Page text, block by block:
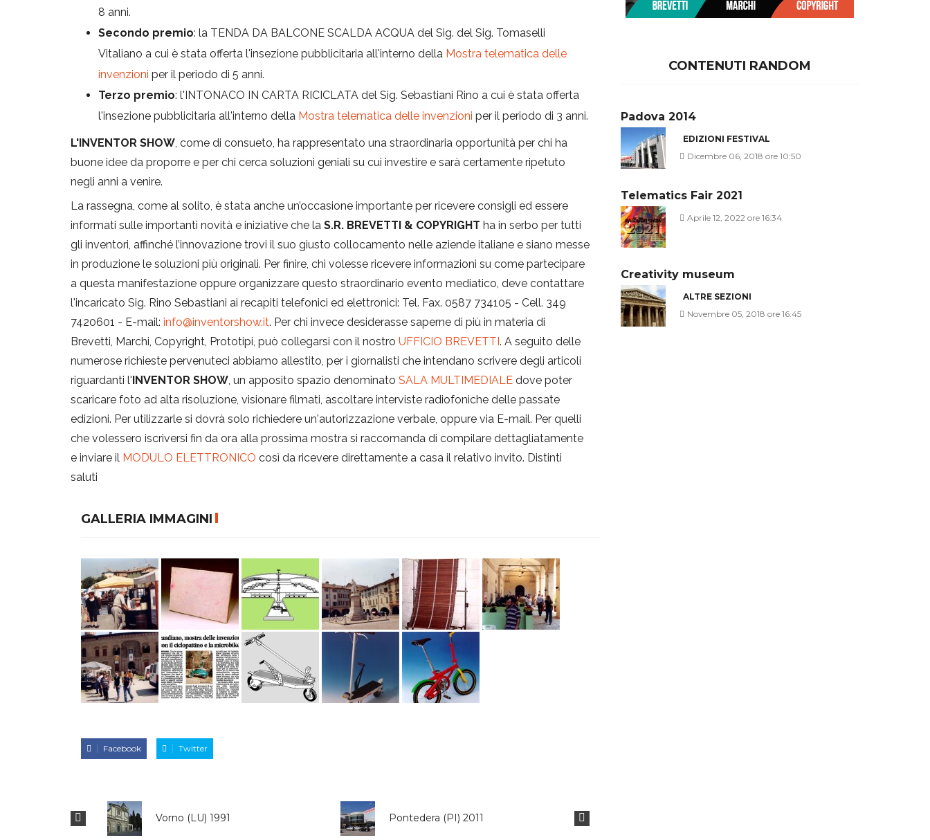
8 anni.
Secondo premio: la TENDA DA BALCONE SCALDA ACQUA del Sig. del Sig. Tomaselli
Vitaliano a cui è stata offerta l'insezione pubblicitaria all'interno della Mostra telematica delle
invenzioni per il periodo di 5 anni.
Terzo premio: l'INTONACO IN CARTA RICICLATA del Sig. Sebastiani Rino a cui è stata offerta
l'insezione pubblicitaria all'interno della Mostra telematica delle invenzioni per il periodo di 3 anni.
L'INVENTOR SHOW, come di consueto, ha rappresentato una straordinaria opportunità per chi ha
buone idee da proporre e per chi cerca soluzioni geniali su cui investire e sarà certamente ripetuto
negli anni a venire.
La rassegna, come al solito, è stata anche un’occasione importante per ricevere consigli ed essere
informati sulle importanti novità e iniziative che la S.R. BREVETTI & COPYRIGHT ha in serbo per tutti
gli inventori, affinché l’innovazione trovi il suo giusto collocamento nelle aziende italiane e siano messe
in produzione le soluzioni più originali. Per finire, chi volesse ricevere informazioni su come partecipare
a questa manifestazione oppure organizzare questo straordinario evento mediatico, deve contattare
l'incaricato Sig. Rino Sebastiani ai recapiti telefonici ed elettronici: Tel. Fax. 0587 734105 - Cell. 349
7420601 - E-mail: info@inventorshow.it. Per chi invece desiderasse saperne di più in materia di
Brevetti, Marchi, Copyright, Prototipi, può collegarsi con il nostro UFFICIO BREVETTI. A seguito delle
numerose richieste pervenuteci abbiamo allestito, per i giornalisti che intendano scrivere degli articoli
riguardanti l'INVENTOR SHOW, un apposito spazio denominato SALA MULTIMEDIALE dove poter
scaricare foto ad alta risoluzione, visionare filmati, ascoltare interviste radiofoniche delle passate
edizioni. Per utilizzarle si dovrà solo richiedere un'autorizzazione verbale, oppure via E-mail. Per quelli
che volessero iscriversi fin da ora alla prossima mostra si raccomanda di compilare dettagliatamente
e inviare il MODULO ELETTRONICO così da ricevere direttamente a casa il relativo invito. Distinti
saluti
GALLERIA IMMAGINI
Facebook Twitter
Vorno (LU) 1991 Pontedera (PI) 2011 Padova 2016
CONTENUTI RANDOM
Padova 2014
EDIZIONI FESTIVAL
Dicembre 06, 2018 ore 10:50
Telematics Fair 2021
Aprile 12, 2022 ore 16:34
Creativity museum
ALTRE SEZIONI
Novembre 05, 2018 ore 16:45